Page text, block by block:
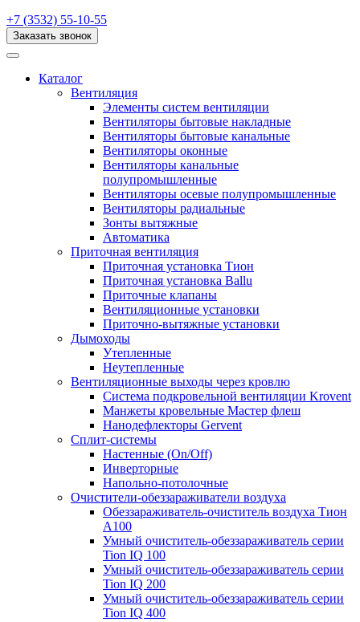
+7 (3532) 55-10-55
Заказать звонок
Каталог
Вентиляция
Элементы систем вентиляции
Вентиляторы бытовые накладные
Вентиляторы бытовые канальные
Вентиляторы оконные
Вентиляторы канальные
полупромышленные
Вентиляторы осевые полупромышленные
Вентиляторы радиальные
Зонты вытяжные
Автоматика
Приточная вентиляция
Приточная установка Тион
Приточная установка Ballu
Приточные клапаны
Вентиляционные установки
Приточно-вытяжные установки
Дымоходы
Утепленные
Неутепленные
Вентиляционные выходы через кровлю
Система подкровельной вентиляции Krovent
Манжеты кровельные Мастер флеш
Нанодефлекторы Gervent
Сплит-системы
Настенные (On/Off)
Инверторные
Напольно-потолочные
Очистители-обеззараживатели воздуха
Обеззараживатель-очиститель воздуха Тион
А100
Умный очиститель-обеззараживатель серии
Tion IQ 100
Умный очиститель-обеззараживатель серии
Tion IQ 200
Умный очиститель-обеззараживатель серии
Tion IQ 400